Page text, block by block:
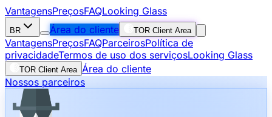
VantagensPreçosFAQLooking Glass
BR Área do cliente TOR Client Area
VantagensPreçosFAQParceirosPolítica de
privacidadeTermos de uso dos serviçosLooking Glass
TOR Client Area Área do cliente
Nossos parceiros